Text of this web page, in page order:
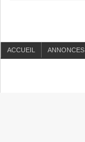
ACCUEIL ANNONCES